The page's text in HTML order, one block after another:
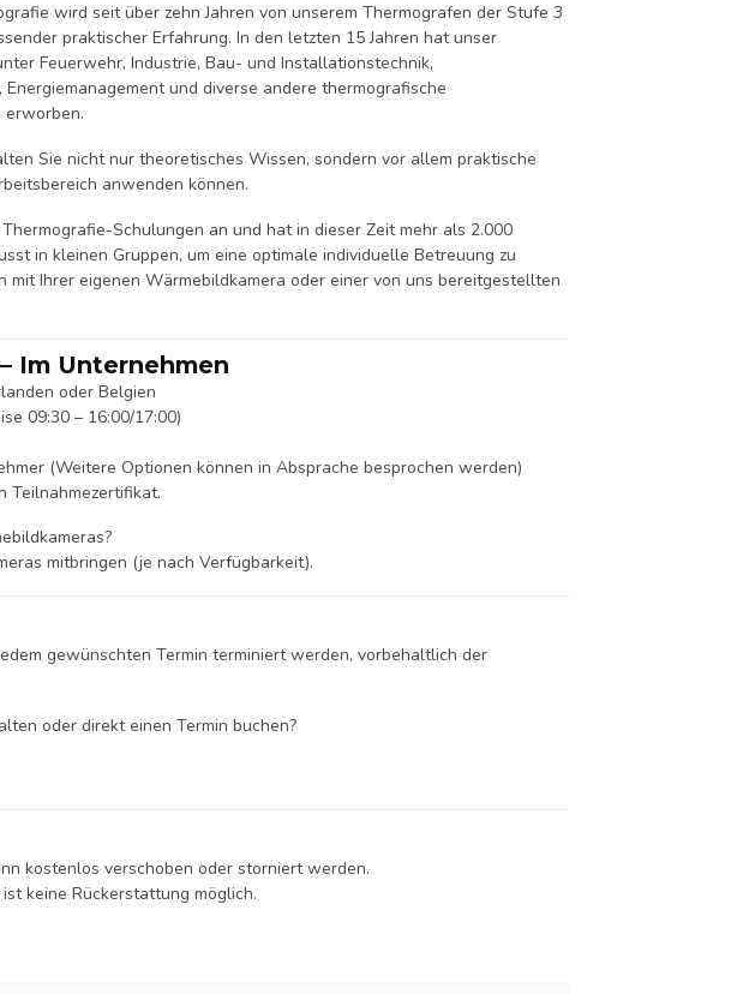
wird seit über zehn Jahren von unserem Thermografen der Stufe 3
praktischer Erfahrung. In den letzten 15 Jahren hat unser
Feuerwehr, Industrie, Bau- und Installationstechnik,
und diverse andere thermografische
erworben.
Sie nicht nur theoretisches Wissen, sondern vor allem praktische
anwenden können.
Schulungen an und hat in dieser Zeit mehr als 2.000
in kleinen Gruppen, um eine optimale individuelle Betreuung zu
mit Ihrer eigenen Wärmebildkamera oder einer von uns bereitgestellten
Im Unternehmen
oder Belgien
09:30 – 16:00/17:00)
(Weitere Optionen können in Absprache besprochen werden)
Teilnahmezertifikat.
mitbringen (je nach Verfügbarkeit).
gewünschten Termin terminiert werden, vorbehaltlich der
oder direkt einen Termin buchen?
kostenlos verschoben oder storniert werden.
keine Rückerstattung möglich.